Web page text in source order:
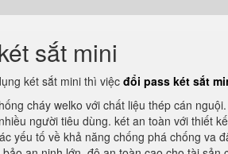
sắt mini
két sắt mini thì việc đổi pass két sắt
cháy welko với chất liệu thép cán
người tiêu dùng. két an toàn với thiết
yếu tố về khả năng chống phá chống va